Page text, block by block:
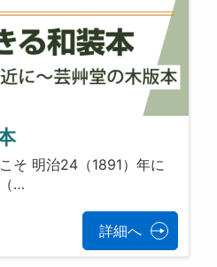
そ 明治24（1891）年に
…
詳細へ